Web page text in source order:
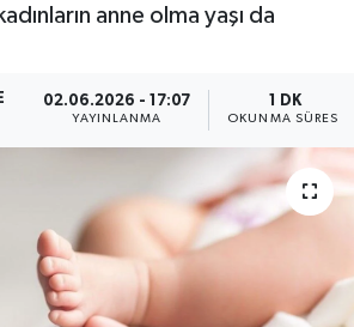
anne olma yaşı da
02.06.2026 - 17:07
YAYINLANMA
1 DK
OKUNMA SÜRESI